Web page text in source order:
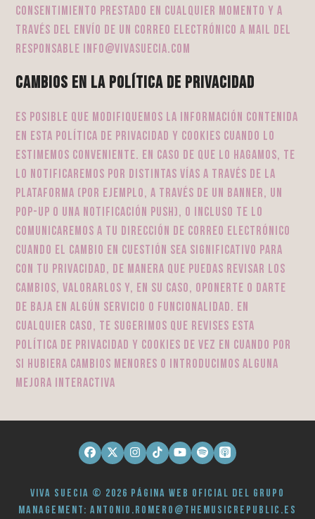
consentimiento prestado en cualquier momento y a
través del envío de un correo electrónico a mail del
responsable info@vivasuecia.com
Cambios en la Política de Privacidad
Es posible que modifiquemos la información contenida
en esta Política de Privacidad y Cookies cuando lo
estimemos conveniente. En caso de que lo hagamos, te
lo notificaremos por distintas vías a través de la
Plataforma (por ejemplo, a través de un banner, un
pop-up o una notificación push), o incluso te lo
comunicaremos a tu dirección de correo electrónico
cuando el cambio en cuestión sea significativo para
con tu privacidad, de manera que puedas revisar los
cambios, valorarlos y, en su caso, oponerte o darte
de baja en algún servicio o funcionalidad. En
cualquier caso, te sugerimos que revises esta
Política de Privacidad y Cookies de vez en cuando por
si hubiera cambios menores o introducimos alguna
mejora interactiva
FacebookTwitterInstagram
TiktokYouTubeSpotifyApple
Podcasts
Viva Suecia © 2026 Página web oficial del grupo
Management: antonio.romero@themusicrepublic.es